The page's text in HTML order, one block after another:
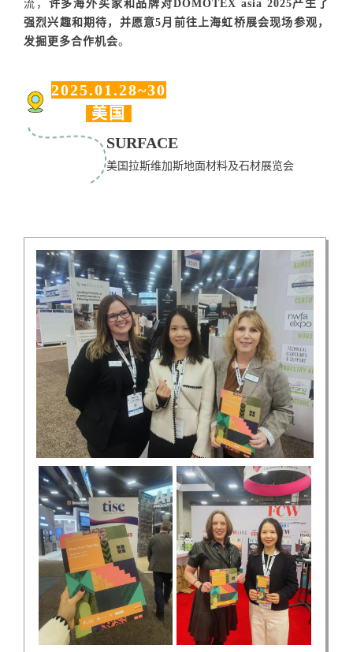
流， 许多海外买家和品牌对DOMOTEX asia 2025产生了
强烈兴趣和期待，并愿意5月前往上海虹桥展会现场参观，
发掘更多合作机会。
2025.01.28~30
美国
SURFACE
美国拉斯维加斯地面材料及石材展览会